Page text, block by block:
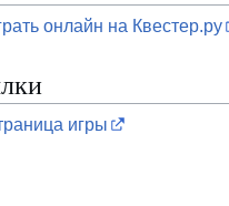
онлайн на Квестер.ру
игры